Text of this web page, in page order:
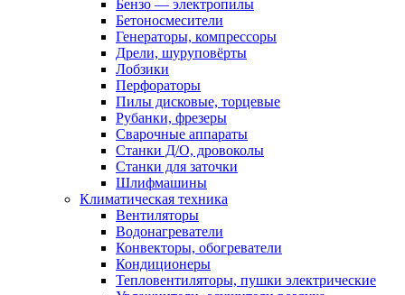
Бензо — электропилы
Бетоносмесители
Генераторы, компрессоры
Дрели, шуруповёрты
Лобзики
Перфораторы
Пилы дисковые, торцевые
Рубанки, фрезеры
Сварочные аппараты
Станки Д/О, дровоколы
Станки для заточки
Шлифмашины
Климатическая техника
Вентиляторы
Водонагреватели
Конвекторы, обогреватели
Кондиционеры
Тепловентиляторы, пушки электрические